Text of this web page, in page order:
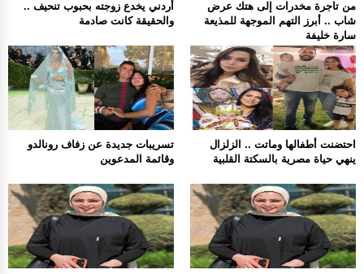
أردني يخدع زوجته بحبوب تنحيف ..
والحقيقة كانت صادمة
من تاجرة مخدرات إلى هتك عرض
شاب .. أبرز التهم الموجهة للمذيعة
سارة خليفة
تسريبات جديدة عن زفاف رونالدو
وقائمة المدعوين
احتضنت أطفالها وماتت .. الزلزال
ينهي حياة مصرية بالسكتة القلبية